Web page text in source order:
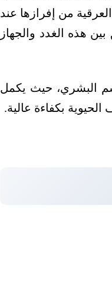
من إفرازها عند
هذه الغدد والجهاز
البشري، حيث يكمل
بكفاءة عالية.